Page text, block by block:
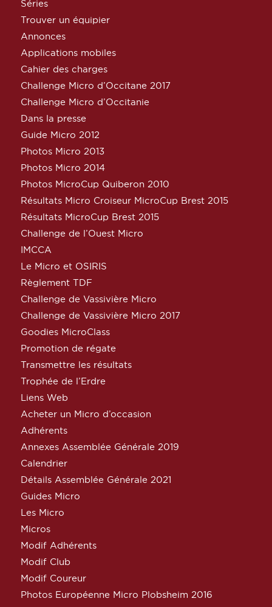
Séries
Trouver un équipier
Annonces
Applications mobiles
Cahier des charges
Challenge Micro d’Occitane 2017
Challenge Micro d’Occitanie
Dans la presse
Guide Micro 2012
Photos Micro 2013
Photos Micro 2014
Photos MicroCup Quiberon 2010
Résultats Micro Croiseur MicroCup Brest 2015
Résultats MicroCup Brest 2015
Challenge de l’Ouest Micro
IMCCA
Le Micro et OSIRIS
Règlement TDF
Challenge de Vassivière Micro
Challenge de Vassivière Micro 2017
Goodies MicroClass
Promotion de régate
Transmettre les résultats
Trophée de l’Erdre
Liens Web
Acheter un Micro d’occasion
Adhérents
Annexes Assemblée Générale 2019
Calendrier
Détails Assemblée Générale 2021
Guides Micro
Les Micro
Micros
Modif Adhérents
Modif Club
Modif Coureur
Photos Européenne Micro Plobsheim 2016